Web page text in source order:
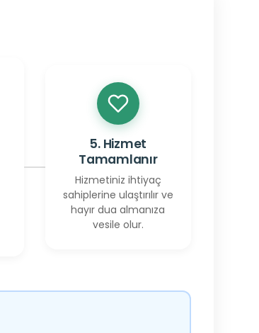
5. Hizmet
Tamamlanır
Hizmetiniz ihtiyaç
sahiplerine ulaştırılır ve
hayır dua almanıza
vesile olur.